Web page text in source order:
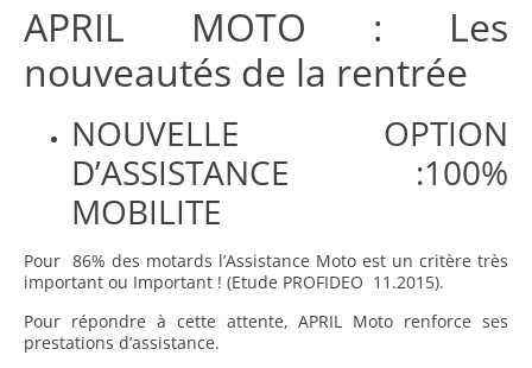
APRIL MOTO : Les
nouveautés de la rentrée
NOUVELLE OPTION
D’ASSISTANCE :100%
MOBILITE
Pour 86% des motards l’Assistance Moto est un critère très
important ou Important ! (Etude PROFIDEO 11.2015).
Pour répondre à cette attente, APRIL Moto renforce ses
prestations d’assistance.